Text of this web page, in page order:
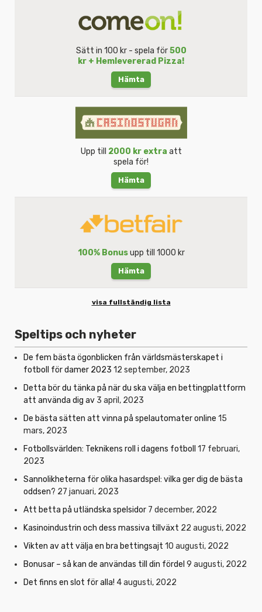
Sätt in 100 kr - spela för500
kr + Hemlevererad Pizza!
Hämta
Upp till 2000 kr extra att
spela för!
Hämta
100% Bonusupp till 1000 kr
Hämta
visa fullständig lista
Speltips och nyheter
De fem bästa ögonblicken från världsmästerskapet i
fotboll för damer 2023 12 september, 2023
Detta bör du tänka på när du ska välja en bettingplattform
att använda dig av 3 april, 2023
De bästa sätten att vinna på spelautomater online 15
mars, 2023
Fotbollsvärlden: Teknikens roll i dagens fotboll 17 februari,
2023
Sannolikheterna för olika hasardspel: vilka ger dig de bästa
oddsen? 27 januari, 2023
Att betta på utländska spelsidor 7 december, 2022
Kasinoindustrin och dess massiva tillväxt 22 augusti, 2022
Vikten av att välja en bra bettingsajt 10 augusti, 2022
Bonusar – så kan de användas till din fördel 9 augusti, 2022
Det finns en slot för alla! 4 augusti, 2022